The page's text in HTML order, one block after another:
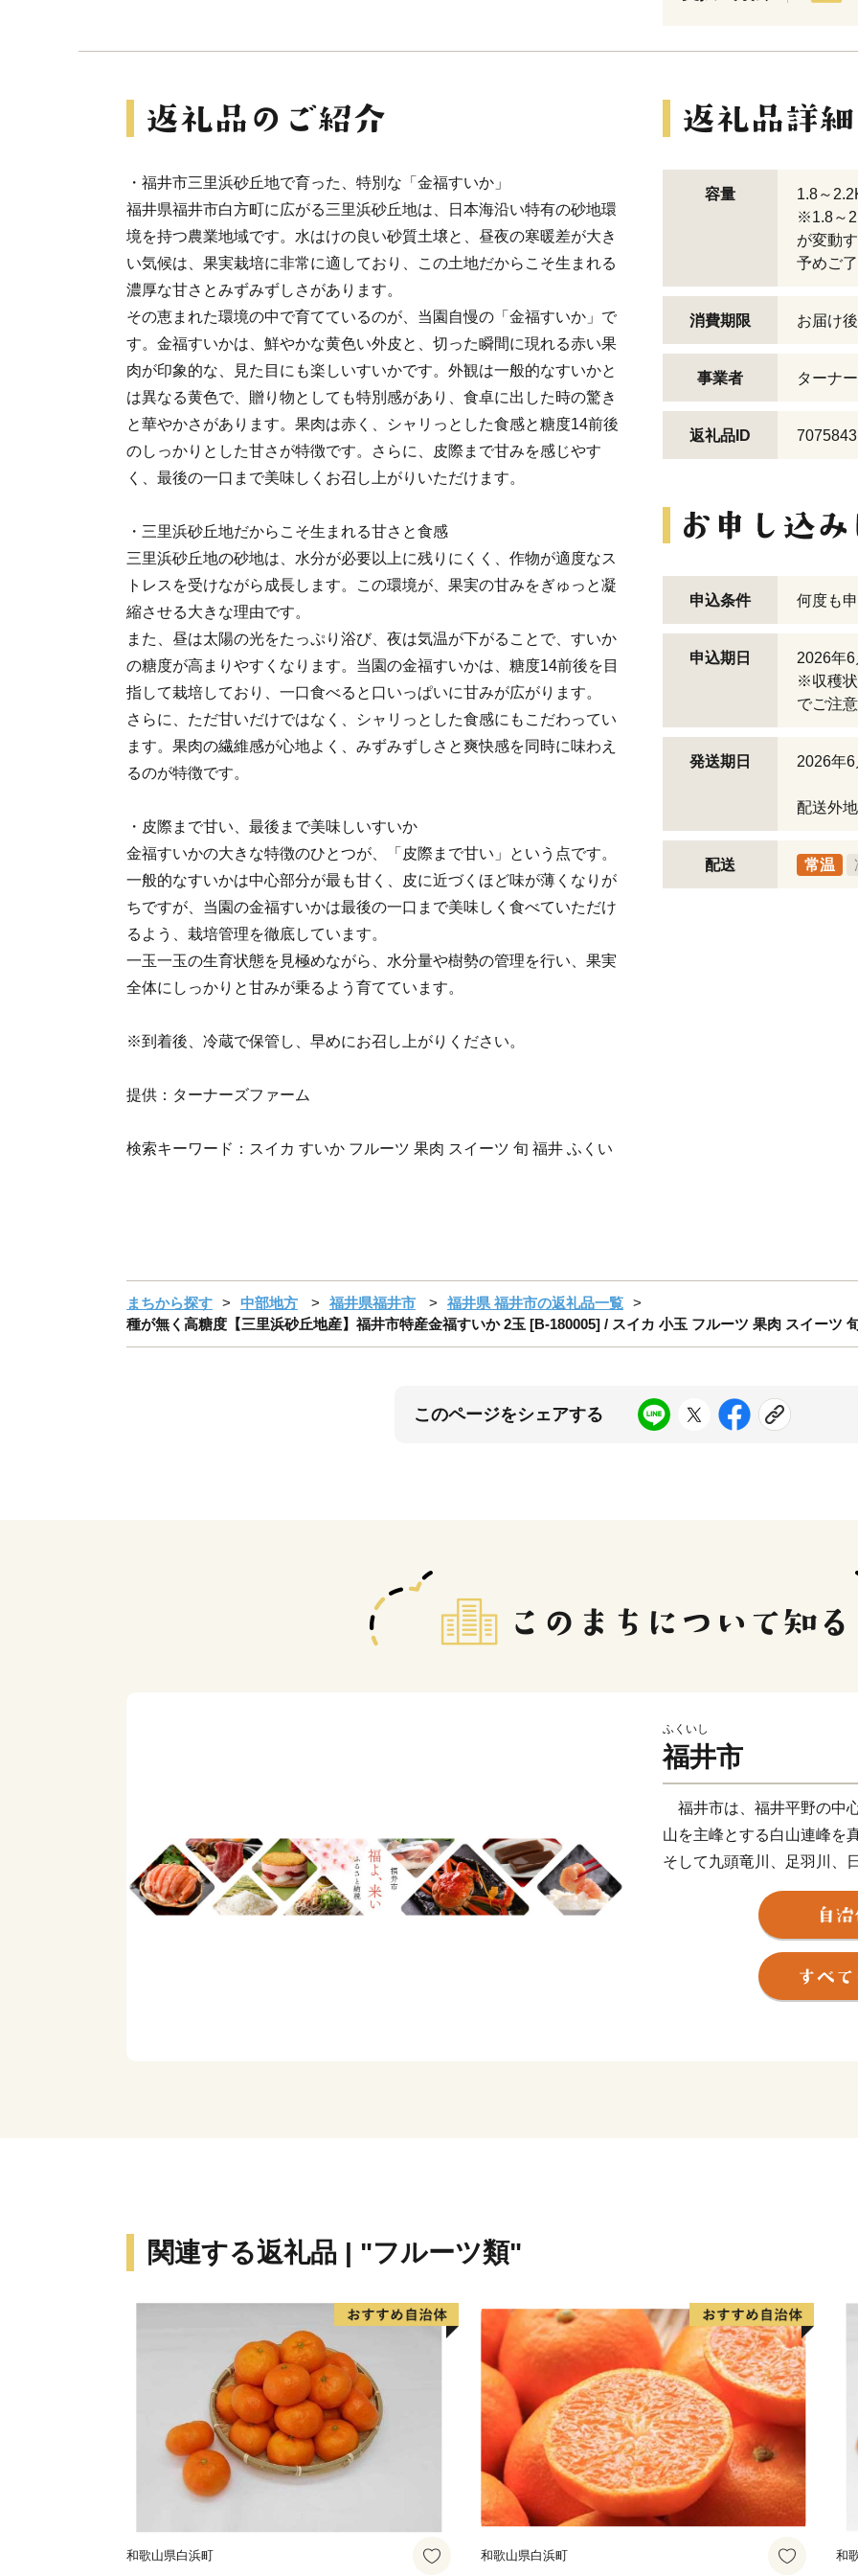
・福井市三里浜砂丘地で育った、特別な「金福すいか」
福井県福井市白方町に広がる三里浜砂丘地は、日本海沿い特有の砂地環
境を持つ農業地域です。水はけの良い砂質土壌と、昼夜の寒暖差が大き
い気候は、果実栽培に非常に適しており、この土地だからこそ生まれる
濃厚な甘さとみずみずしさがあります。
その恵まれた環境の中で育てているのが、当園自慢の「金福すいか」で
す。金福すいかは、鮮やかな黄色い外皮と、切った瞬間に現れる赤い果
肉が印象的な、見た目にも楽しいすいかです。外観は一般的なすいかと
は異なる黄色で、贈り物としても特別感があり、食卓に出した時の驚き
と華やかさがあります。果肉は赤く、シャリっとした食感と糖度14前後
のしっかりとした甘さが特徴です。さらに、皮際まで甘みを感じやす
く、最後の一口まで美味しくお召し上がりいただけます。
・三里浜砂丘地だからこそ生まれる甘さと食感
三里浜砂丘地の砂地は、水分が必要以上に残りにくく、作物が適度なス
トレスを受けながら成長します。この環境が、果実の甘みをぎゅっと凝
縮させる大きな理由です。
また、昼は太陽の光をたっぷり浴び、夜は気温が下がることで、すいか
の糖度が高まりやすくなります。当園の金福すいかは、糖度14前後を目
指して栽培しており、一口食べると口いっぱいに甘みが広がります。
さらに、ただ甘いだけではなく、シャリっとした食感にもこだわってい
ます。果肉の繊維感が心地よく、みずみずしさと爽快感を同時に味わえ
るのが特徴です。
・皮際まで甘い、最後まで美味しいすいか
金福すいかの大きな特徴のひとつが、「皮際まで甘い」という点です。
一般的なすいかは中心部分が最も甘く、皮に近づくほど味が薄くなりが
ちですが、当園の金福すいかは最後の一口まで美味しく食べていただけ
るよう、栽培管理を徹底しています。
一玉一玉の生育状態を見極めながら、水分量や樹勢の管理を行い、果実
全体にしっかりと甘みが乗るよう育てています。
※到着後、冷蔵で保管し、早めにお召し上がりください。
提供：ターナーズファーム
検索キーワード：スイカ すいか フルーツ 果肉 スイーツ 旬 福井 ふくい
容量
1.8～
※1.8～
が変動
予めご
消費期限 お届け
事業者 ターナ
返礼品ID 7075843
申込条件 何度も
申込期日
2026年
※収穫状
でご注
発送期日 2026年
配送外
配送 常温
まちから探す 中部地方 福井県福井市
福井県 福井市の返礼品一覧
種が無く高糖度【三里浜砂丘地産】福井市特産金福すいか 2玉 [B-180005] / スイカ 小玉 フルーツ 果肉 スイーツ
このページをシェアする
ふくいし
福井市
福井市は、福井平野の中
山を主峰とする白山連峰を
そして九頭竜川、足羽川、
恵まれたまちです。また、
富んだ良質な食材の宝庫で
菜、金福スイカや越のルビ
やミズダコの海の幸などが
別名勝・重要文化財の三重
じめ、旧福井藩主・松平
関係法令で定められた場合
りすることはございません。
なお、お客様からいただい
いただいたふるさと納税の
展するふるさと納税関連イ
納税に関する情報提供のた
て、電子メールの配信やパ
だくことがあります。
御不明な点や、電子メール
ございましたら、ふるさと
関連する返礼品 | "フルーツ類"
和歌山県白浜町 和歌山県白浜町 和